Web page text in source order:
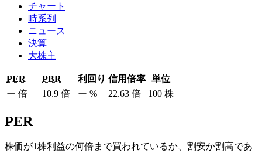
チャート
時系列
ニュース
決算
大株主
PER PBR 利回り 信用倍率 単位
ー 倍 10.9 倍 ー % 22.63 倍 100 株
PER
株価が1株利益の何倍まで買われているか、割安か割高であ